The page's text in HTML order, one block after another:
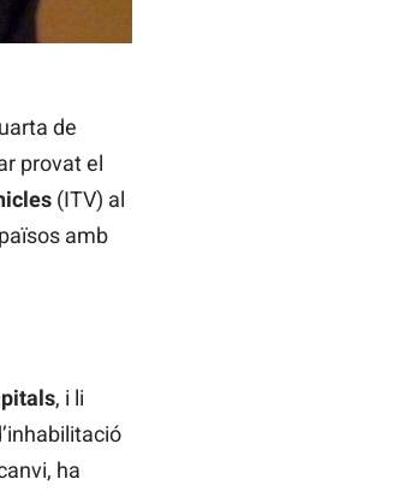
de
provat el
(ITV) al
amb
, i li
ha